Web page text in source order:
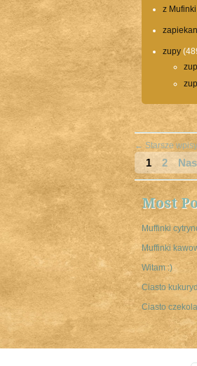
z Mufinki
zupy
← Starsze wpisy
1 2
Most
Muffinki
Muffinki
Witam :)
Ciasto
Ciasto